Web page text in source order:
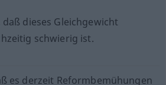
dieses Gleichgewicht
schwierig ist.
es derzeit Reformbemühungen